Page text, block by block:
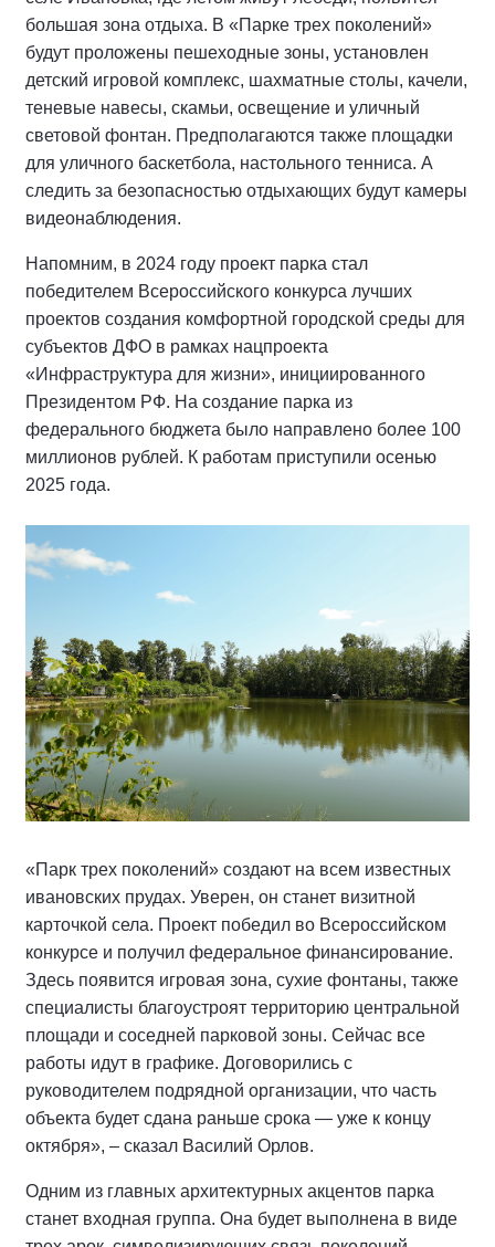
большая зона отдыха. В «Парке трех поколений»
будут проложены пешеходные зоны, установлен
детский игровой комплекс, шахматные столы, качели,
теневые навесы, скамьи, освещение и уличный
световой фонтан. Предполагаются также площадки
для уличного баскетбола, настольного тенниса. А
следить за безопасностью отдыхающих будут камеры
видеонаблюдения.
Напомним, в 2024 году проект парка стал
победителем Всероссийского конкурса лучших
проектов создания комфортной городской среды для
субъектов ДФО в рамках нацпроекта
«Инфраструктура для жизни», инициированного
Президентом РФ. На создание парка из
федерального бюджета было направлено более 100
миллионов рублей. К работам приступили осенью
2025 года.
«Парк трех поколений» создают на всем известных
ивановских прудах. Уверен, он станет визитной
карточкой села. Проект победил во Всероссийском
конкурсе и получил федеральное финансирование.
Здесь появится игровая зона, сухие фонтаны, также
специалисты благоустроят территорию центральной
площади и соседней парковой зоны. Сейчас все
работы идут в графике. Договорились с
руководителем подрядной организации, что часть
объекта будет сдана раньше срока — уже к концу
октября», – сказал Василий Орлов.
Одним из главных архитектурных акцентов парка
станет входная группа. Она будет выполнена в виде